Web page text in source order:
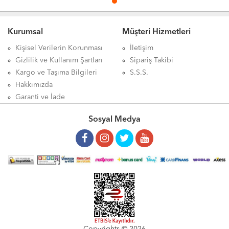
kullanılır, Titan Böcek İlacı 250ml aktarda satılırmı, Titan Böcek İlacı 250ml ürünü hakkındaki tüm bilgilerini detaylarını
Aktardangelsin online alışveriş mağazalarında bulabilirsiniz.
Kurumsal
Kişisel Verilerin Korunması
Gizlilik ve Kullanım Şartları
Kargo ve Taşıma Bilgileri
Hakkımızda
Garanti ve İade
Müşteri Hizmetleri
İletişim
Sipariş Takibi
S.S.S.
Sosyal Medya